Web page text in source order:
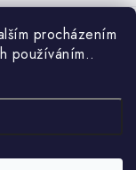
procházením
používáním..
práva vyhrazena.